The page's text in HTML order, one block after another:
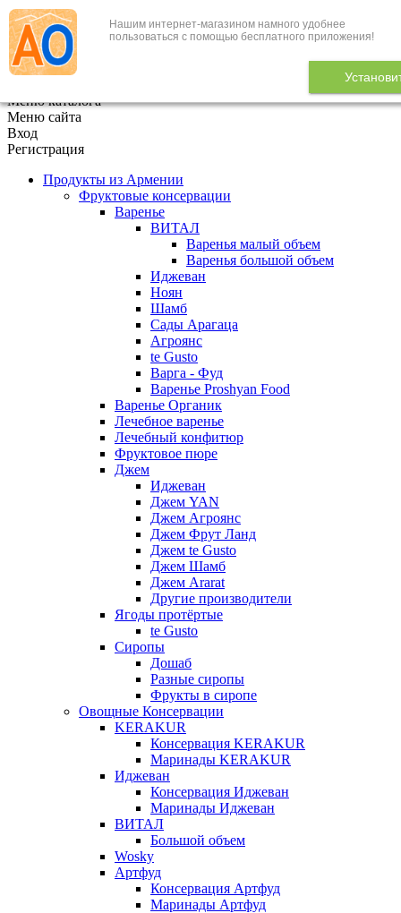
Нашим интернет-магазином намного удобнее
пользоваться с помощью бесплатного приложения!
+7 (495) 646-888-1
В корзине 0
Меню каталога
Меню сайта
Вход
Регистрация
Продукты из Армении
Фруктовые консервации
Варенье
ВИТАЛ
Варенья малый объем
Варенья большой объем
Иджеван
Ноян
Шамб
Сады Арагаца
Агроянс
te Gusto
Варга - Фуд
Варенье Proshyan Food
Варенье Органик
Лечебное варенье
Лечебный конфитюр
Фруктовое пюре
Джем
Иджеван
Джем YAN
Джем Агроянс
Джем Фрут Ланд
Джем te Gusto
Джем Шамб
Джем Ararat
Другие производители
Ягоды протёртые
te Gusto
Сиропы
Дошаб
Разные сиропы
Фрукты в сиропе
Овощные Консервации
KERAKUR
Консервация KERAKUR
Маринады KERAKUR
Иджеван
Консервация Иджеван
Маринады Иджеван
ВИТАЛ
Большой объем
Wosky
Артфуд
Консервация Артфуд
Маринады Артфуд